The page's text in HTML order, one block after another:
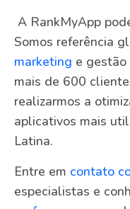
A RankMyApp
Somos referência
marketing e gestão
mais de 600
realizarmos a
aplicativos mais
Latina.
Entre em contato
especialistas e